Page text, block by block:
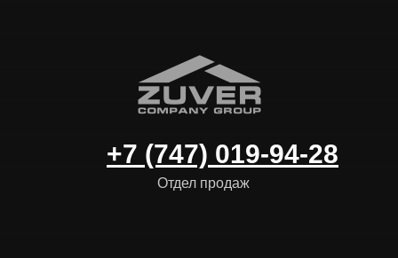
+7 (747) 019-94-28
Отдел продаж